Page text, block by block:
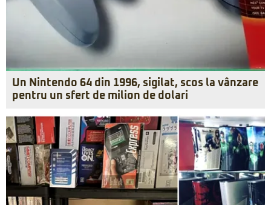
Un Nintendo 64 din 1996, sigilat, scos la vânzare
pentru un sfert de milion de dolari